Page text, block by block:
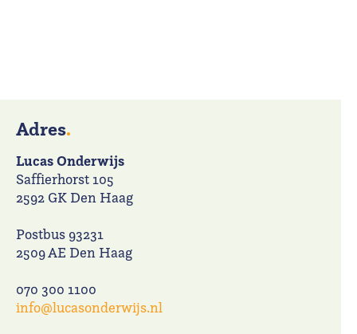
Adres.
Lucas Onderwijs
Saffierhorst 105
2592 GK Den Haag
Postbus 93231
2509 AE Den Haag
070 300 1100
info@lucasonderwijs.nl